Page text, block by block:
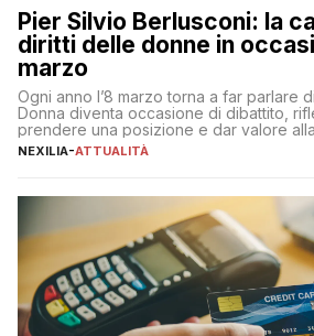
Pier Silvio Berlusconi: la
diritti delle donne in
marzo
Ogni anno l’8 marzo torna a far parlare
Donna diventa occasione di dibattito,
prendere una posizione e dar valore
sua complessità e crucialità. A lanciare
NEXILIA-ATTUALITÀ